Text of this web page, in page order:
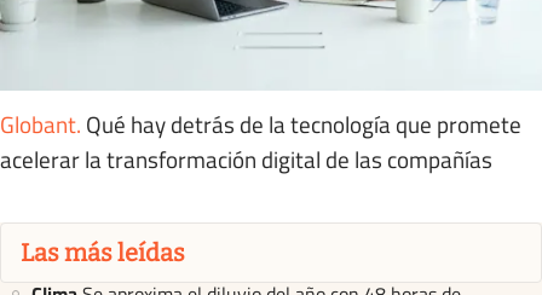
Globant. Qué hay detrás de la tecnología que promete
acelerar la transformación digital de las compañías
Las más leídas